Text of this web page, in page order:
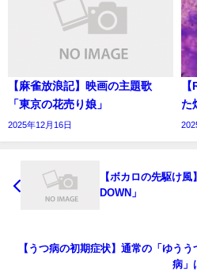
【麻雀放浪記】映画の主題歌
「東京の花売り娘」
2025年12月16日
た
【ボカロの先駆け
DOWN」
【うつ病の初期症状】通常の「ゆう
病」